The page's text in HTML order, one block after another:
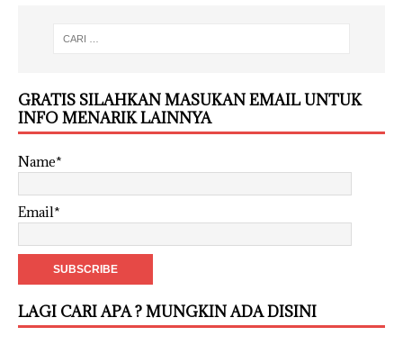
GRATIS SILAHKAN MASUKAN EMAIL UNTUK
INFO MENARIK LAINNYA
Name*
Email*
LAGI CARI APA ? MUNGKIN ADA DISINI